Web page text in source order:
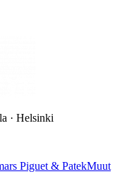
· Helsinki
Piguet & PatekMuut